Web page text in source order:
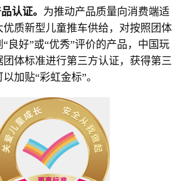
认证。 为推动产品质量向消费端适
优质新型儿童推车供给，对按照团体
良好”或“优秀”评价的产品，中国玩
体标准进行第三方认证，获得第三
加贴“彩虹金标”。